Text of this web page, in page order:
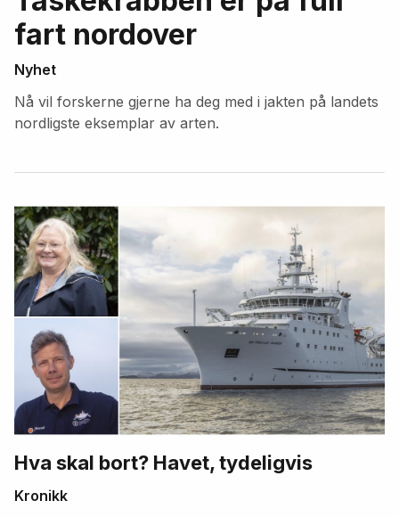
fart nordover
Nyhet
Nå vil forskerne gjerne ha deg med i jakten på landets
nordligste eksemplar av arten.
Hva skal bort? Havet, tydeligvis
Kronikk